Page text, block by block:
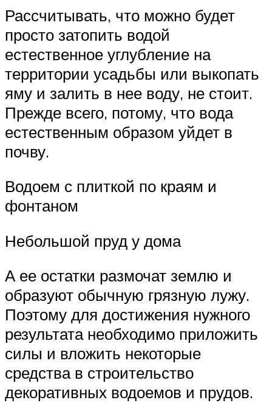
Рассчитывать, что можно будет
просто затопить водой
естественное углубление на
территории усадьбы или выкопать
яму и залить в нее воду, не стоит.
Прежде всего, потому, что вода
естественным образом уйдет в
почву.
Водоем с плиткой по краям и
фонтаном
Небольшой пруд у дома
А ее остатки размочат землю и
образуют обычную грязную лужу.
Поэтому для достижения нужного
результата необходимо приложить
силы и вложить некоторые
средства в строительство
декоративных водоемов и прудов.